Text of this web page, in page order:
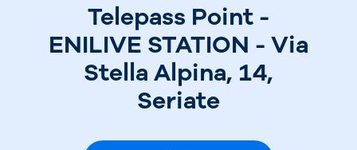
Telepass Point -
ENILIVE STATION - Via
Stella Alpina, 14,
Seriate